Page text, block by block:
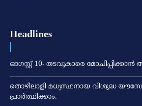
Headlines
ഓഗസ്റ്റ് 10- തടവുകാരെ മോചിപ്പിക്കാന്‍
തൊഴിലാളി മധ്യസ്ഥനായ വിശുദ്ധ
പ്രാര്‍ത്ഥിക്കാം.